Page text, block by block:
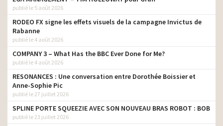
publié le 5 août 2026
RODEO FX signe les effets visuels de la campagne Invictus de
Rabanne
publié le 4 août 2026
COMPANY 3 – What Has the BBC Ever Done for Me?
publié le 4 août 2026
RESONANCES : Une conversation entre Dorothée Boissier et
Anne-Sophie Pic
publié le 27 juillet 2026
SPLINE PORTE SQUEEZIE AVEC SON NOUVEAU BRAS ROBOT : BOB
publié le 23 juillet 2026